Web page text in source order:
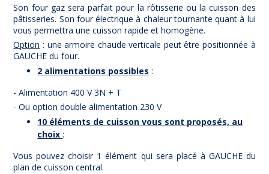
Son four gaz sera parfait pour la rôtisserie ou la cuisson des
pâtisseries. Son four électrique à chaleur tournante quant à lui
vous permettra une cuisson rapide et homogène.
Option : une armoire chaude verticale peut être positionnée à
GAUCHE du four.
2 alimentations possibles :
- Alimentation 400 V 3N + T
- Ou option double alimentation 230 V
10 éléments de cuisson vous sont proposés, au
choix :
Vous pouvez choisir 1 élément qui sera placé à GAUCHE du
plan de cuisson central.